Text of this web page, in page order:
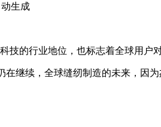
的行业地位，也标志着全球用户对
继续，全球缝纫制造的未来，因